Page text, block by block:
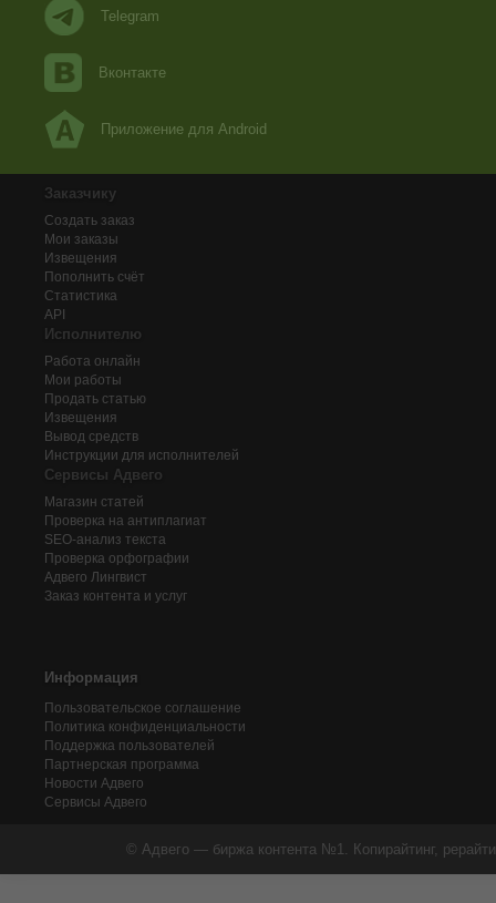
Telegram
Вконтакте
Приложение для Android
Заказчику
Создать заказ
Мои заказы
Извещения
Пополнить счёт
Статистика
API
Исполнителю
Работа онлайн
Мои работы
Продать статью
Извещения
Вывод средств
Инструкции для исполнителей
Сервисы Адвего
Магазин статей
Проверка на антиплагиат
SEO-анализ текста
Проверка орфографии
Адвего Лингвист
Заказ контента и услуг
Информация
Пользовательское соглашение
Политика конфиденциальности
Поддержка пользователей
Партнерская программа
Новости Адвего
Сервисы Адвего
© Адвего — биржа контента №1. Копирайтинг,